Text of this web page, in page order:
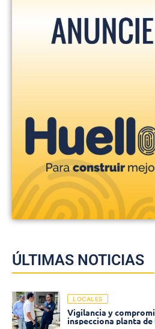
ÚLTIMAS NOTICIAS
LOCALES
Vigilancia y
inspecciona planta